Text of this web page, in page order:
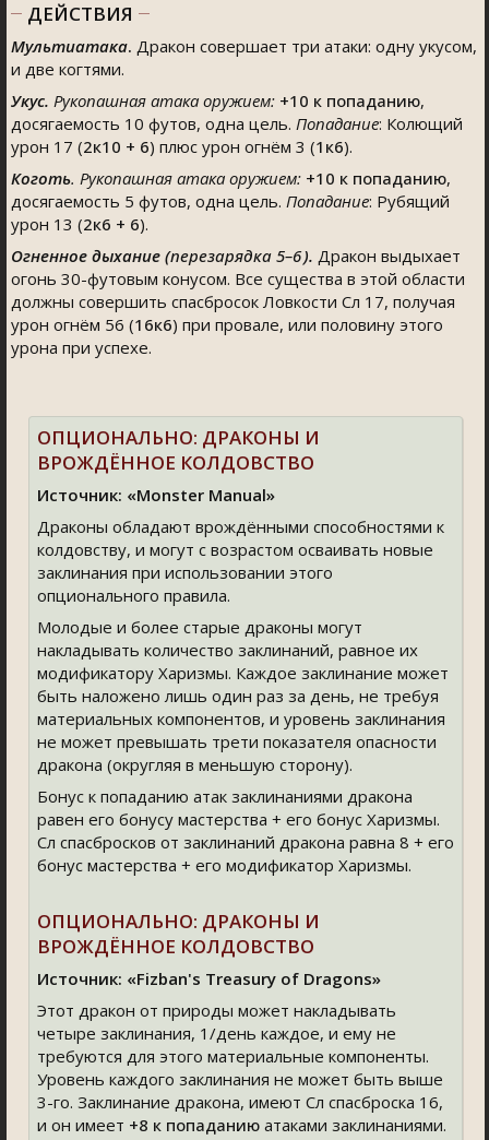
ДЕЙСТВИЯ
Мультиатака. Дракон совершает три атаки: одну укусом,
и две когтями.
Укус. Рукопашная атака оружием: +10 к попаданию,
досягаемость 10 футов, одна цель. Попадание: Колющий
урон 17 (2к10 + 6) плюс урон огнём 3 (1к6).
Коготь. Рукопашная атака оружием: +10 к попаданию,
досягаемость 5 футов, одна цель. Попадание: Рубящий
урон 13 (2к6 + 6).
Огненное дыхание (перезарядка 5–6). Дракон выдыхает
огонь 30-футовым конусом. Все существа в этой области
должны совершить спасбросок Ловкости Сл 17, получая
урон огнём 56 (16к6) при провале, или половину этого
урона при успехе.
ОПЦИОНАЛЬНО: ДРАКОНЫ И
ВРОЖДЁННОЕ КОЛДОВСТВО
Источник: «Monster Manual»
Драконы обладают врождёнными способностями к
колдовству, и могут с возрастом осваивать новые
заклинания при использовании этого
опционального правила.
Молодые и более старые драконы могут
накладывать количество заклинаний, равное их
модификатору Харизмы. Каждое заклинание может
быть наложено лишь один раз за день, не требуя
материальных компонентов, и уровень заклинания
не может превышать трети показателя опасности
дракона (округляя в меньшую сторону).
Бонус к попаданию атак заклинаниями дракона
равен его бонусу мастерства + его бонус Харизмы.
Сл спасбросков от заклинаний дракона равна 8 + его
бонус мастерства + его модификатор Харизмы.
ОПЦИОНАЛЬНО: ДРАКОНЫ И
ВРОЖДЁННОЕ КОЛДОВСТВО
Источник: «Fizban's Treasury of Dragons»
Этот дракон от природы может накладывать
четыре заклинания, 1/день каждое, и ему не
требуются для этого материальные компоненты.
Уровень каждого заклинания не может быть выше
3-го. Заклинание дракона, имеют Сл спасброска 16,
и он имеет +8 к попаданию атаками заклинаниями.